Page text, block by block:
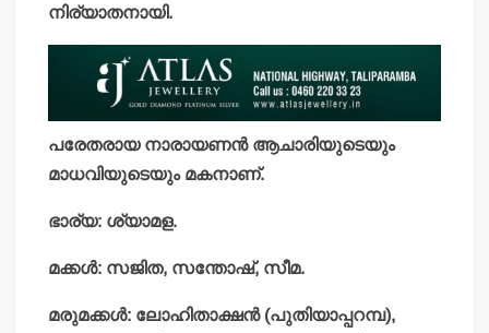
നിര്യാതനായി.
പരേതരായ നാരായണന്‍ ആചാരിയുടെയും
മാധവിയുടെയും മകനാണ്.
ഭാര്യ: ശ്യാമള.
മക്കള്‍: സജിത, സന്തോഷ്, സീമ.
മരുമക്കള്‍: ലോഹിതാക്ഷന്‍ (പുതിയാപ്പറമ്പ),